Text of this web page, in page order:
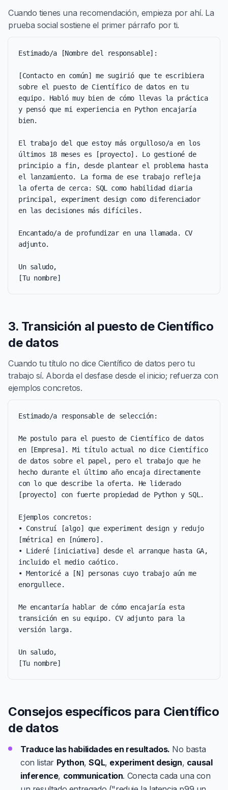
Cuando tienes una recomendación, empieza por ahí. La
prueba social sostiene el primer párrafo por ti.
Estimado/a [Nombre del responsable]:
[Contacto en común] me sugirió que te escribiera
sobre el puesto de Científico de datos en tu
equipo. Habló muy bien de cómo llevas la práctica
y pensó que mi experiencia en Python encajaría
bien.
El trabajo del que estoy más orgulloso/a en los
últimos 18 meses es [proyecto]. Lo gestioné de
principio a fin, desde plantear el problema hasta
el lanzamiento. La forma de ese trabajo refleja
la oferta de cerca: SQL como habilidad diaria
principal, experiment design como diferenciador
en las decisiones más difíciles.
Encantado/a de profundizar en una llamada. CV
adjunto.
Un saludo,
[Tu nombre]
3. Transición al puesto de Científico
de datos
Cuando tu título no dice Científico de datos pero tu
trabajo sí. Aborda el desfase desde el inicio; refuerza con
ejemplos concretos.
Estimado/a responsable de selección:
Me postulo para el puesto de Científico de datos
en [Empresa]. Mi título actual no dice Científico
de datos sobre el papel, pero el trabajo que he
hecho durante el último año encaja directamente
con lo que describe la oferta. He liderado
[proyecto] con fuerte propiedad de Python y SQL.
Ejemplos concretos:
• Construí [algo] que experiment design y redujo
[métrica] en [número].
• Lideré [iniciativa] desde el arranque hasta GA,
incluido el medio caótico.
• Mentoricé a [N] personas cuyo trabajo aún me
enorgullece.
Me encantaría hablar de cómo encajaría esta
transición en su equipo. CV adjunto para la
versión larga.
Un saludo,
[Tu nombre]
Consejos específicos para Científico
de datos
Traduce las habilidades en resultados. No basta
con listar Python,SQL, experiment design, causal
inference, communication. Conecta cada una con